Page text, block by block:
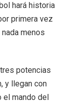
hará historia
primera vez
menos
potencias
y llegan con
el mando del